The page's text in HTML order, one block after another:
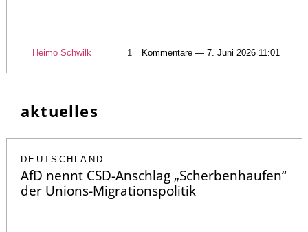
Heimo Schwilk 1 Kommentare — 7. Juni 2026 11:01
aktuelles
DEUTSCHLAND
AfD nennt CSD-Anschlag „Scherbenhaufen“
der Unions-Migrationspolitik